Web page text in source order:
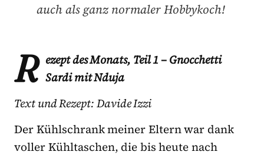
auch als ganz normaler Hobbykoch!
R ezept des Monats, Teil 1 – Gnocchetti
Sardi mit Nduja
Text und Rezept: Davide Izzi
Der Kühlschrank meiner Eltern war dank
voller Kühltaschen, die bis heute nach